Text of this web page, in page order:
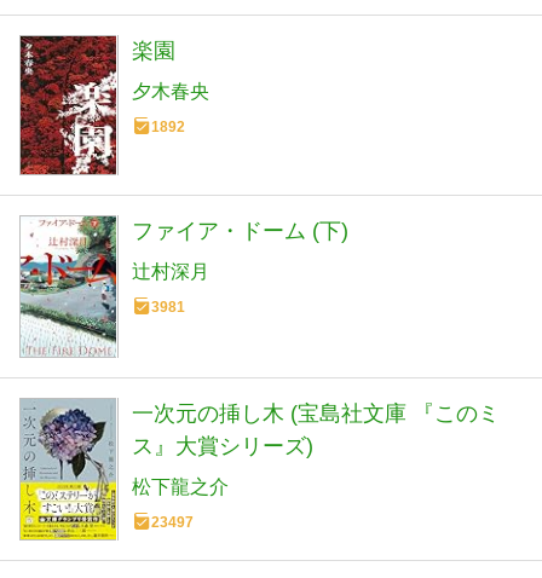
楽園
夕木春央
1892
ファイア・ドーム (下)
辻村深月
3981
一次元の挿し木 (宝島社文庫 『このミ
ス』大賞シリーズ)
松下龍之介
23497